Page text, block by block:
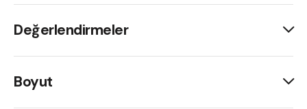
Değerlendirmeler
Boyut